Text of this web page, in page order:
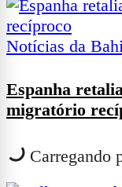
Notícias da
Espanha
migratório
Carregando